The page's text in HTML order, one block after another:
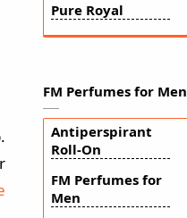
Pure Royal
FM Perfumes for Men
Antiperspirant
Roll-On
FM Perfumes for
Men